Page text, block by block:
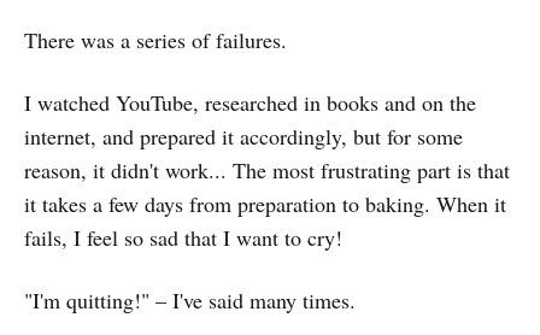
There was a series of failures.
I watched YouTube, researched in books and on the
internet, and prepared it accordingly, but for some
reason, it didn't work... The most frustrating part is that
it takes a few days from preparation to baking. When it
fails, I feel so sad that I want to cry!
"I'm quitting!" – I've said many times.